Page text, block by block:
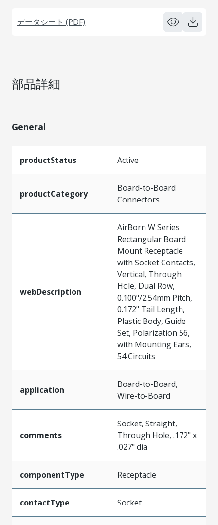
データシート (PDF)
部品詳細
General
productStatus Active
productCategory
Board-to-Board
Connectors
webDescription
AirBorn W Series
Rectangular Board
Mount Receptacle
with Socket Contacts,
Vertical, Through
Hole, Dual Row,
0.100"/2.54mm Pitch,
0.172" Tail Length,
Plastic Body, Guide
Set, Polarization 56,
with Mounting Ears,
54 Circuits
application
Board-to-Board,
Wire-to-Board
comments
Socket, Straight,
Through Hole, .172" x
.027" dia
componentType Receptacle
contactType Socket